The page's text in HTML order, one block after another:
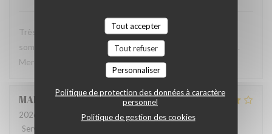
Tout accepter
Tout refuser
Personnaliser
Politique de protection des données à caractère
personnel
Politique de gestion des cookies
Très bonne soirée dans cet établissement où nous nous
sommes régalés avec des plats authentiques de Bruxelles.
Merci à l'accueil ainsi qu'au service sans fausse note
MARCELAL
2026-05-24
- 19:00 - Couverts 2
Service